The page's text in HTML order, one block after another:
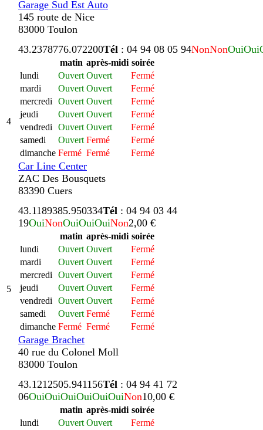
Garage Sud Est Auto
145 route de Nice
83000 Toulon
4
43.2378776.072200Tél : 04 94 08 05 94NonNonOuiOui
matin après-midi soirée
lundi
Ouvert Ouvert
Fermé
mardi
Ouvert Ouvert
Fermé
mercredi
Ouvert Ouvert
Fermé
jeudi
Ouvert Ouvert
Fermé
vendredi
Ouvert Ouvert
Fermé
samedi
Ouvert Fermé
Fermé
dimanche Fermé Fermé Fermé
Car Line Center
ZAC Des Bousquets
83390 Cuers
5
43.1189385.950334Tél : 04 94 03 44
19OuiNonOuiOuiOuiNon2,00 €
matin après-midi soirée
lundi
Ouvert Ouvert
Fermé
mardi
Ouvert Ouvert
Fermé
mercredi
Ouvert Ouvert
Fermé
jeudi
Ouvert Ouvert
Fermé
vendredi
Ouvert Ouvert
Fermé
samedi
Ouvert Fermé
Fermé
dimanche Fermé Fermé Fermé
Garage Brachet
40 rue du Colonel Moll
83000 Toulon
43.1212505.941156Tél : 04 94 41 72
06OuiOuiOuiOuiOuiOuiNon10,00 €
matin après-midi soirée
lundi
Ouvert Ouvert
Fermé